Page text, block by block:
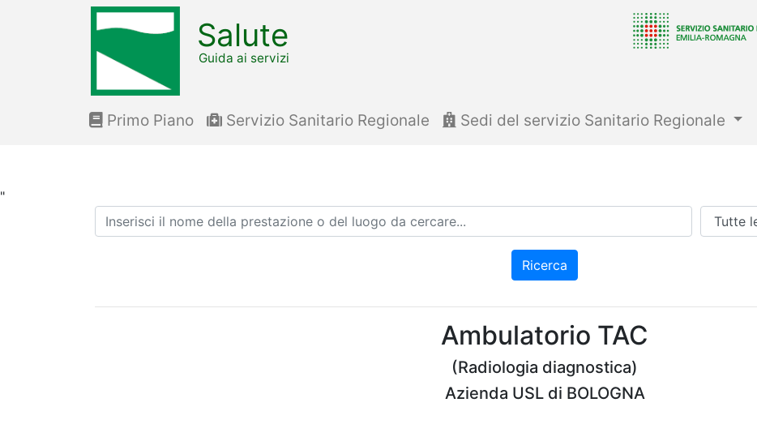
"
Salute
Guida ai servizi
Primo Piano Servizio Sanitario Regionale Sedi del servizio Sanitario Regionale
Ricerca Azienda
Ricerca
Ambulatorio TAC
(Radiologia diagnostica)
Azienda USL di BOLOGNA